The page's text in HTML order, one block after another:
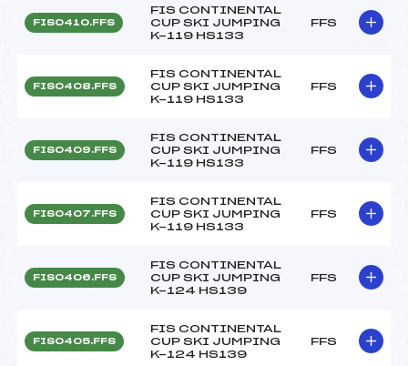
FIS0410.FFS
FIS CONTINENTAL
CUP SKI JUMPING
K-119 HS133
FFS
FIS0408.FFS
FIS CONTINENTAL
CUP SKI JUMPING
K-119 HS133
FFS
FIS0409.FFS
FIS CONTINENTAL
CUP SKI JUMPING
K-119 HS133
FFS
FIS0407.FFS
FIS CONTINENTAL
CUP SKI JUMPING
K-119 HS133
FFS
FIS0406.FFS
FIS CONTINENTAL
CUP SKI JUMPING
K-124 HS139
FFS
FIS0405.FFS
FIS CONTINENTAL
CUP SKI JUMPING
K-124 HS139
FFS